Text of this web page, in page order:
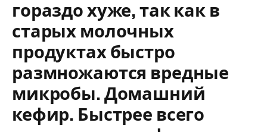
гораздо хуже, так как в
старых молочных
продуктах быстро
размножаются вредные
микробы. Домашний
кефир. Быстрее всего